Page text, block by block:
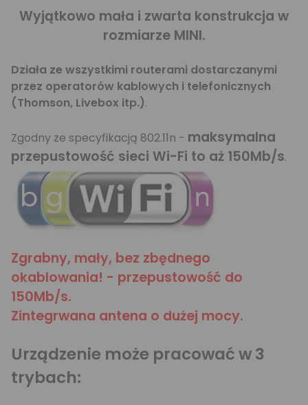
Wyjątkowo mała i zwarta konstrukcja w
rozmiarze MINI.
Działa ze wszystkimi routerami dostarczanymi
przez operatorów kablowych i telefonicznych
(Thomson, Livebox itp.).
Zgodny ze specyfikacją 802.11n - maksymalna
przepustowość sieci Wi-Fi to aż 150Mb/s.
Zgrabny, mały, bez zbędnego
okablowania! - przepustowość do
150Mb/s.
Zintegrwana antena o dużej mocy.
Urządzenie może pracować w 3
trybach: